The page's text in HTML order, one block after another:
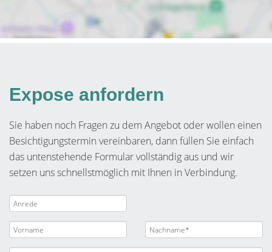
Expose anfordern
Sie haben noch Fragen zu dem Angebot oder wollen einen
Besichtigungstermin vereinbaren, dann füllen Sie einfach
das untenstehende Formular vollständig aus und wir
setzen uns schnellstmöglich mit Ihnen in Verbindung.